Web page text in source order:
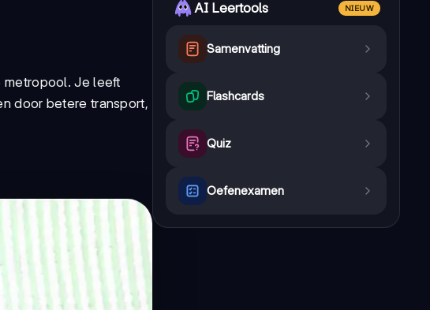
metropool. Je leeft
door betere transport,
AI Leertools NIEUW
Samenvatting
Flashcards
Quiz
Oefenexamen